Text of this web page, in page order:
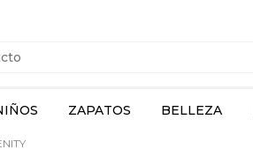
ZAPATOS BELLEZA